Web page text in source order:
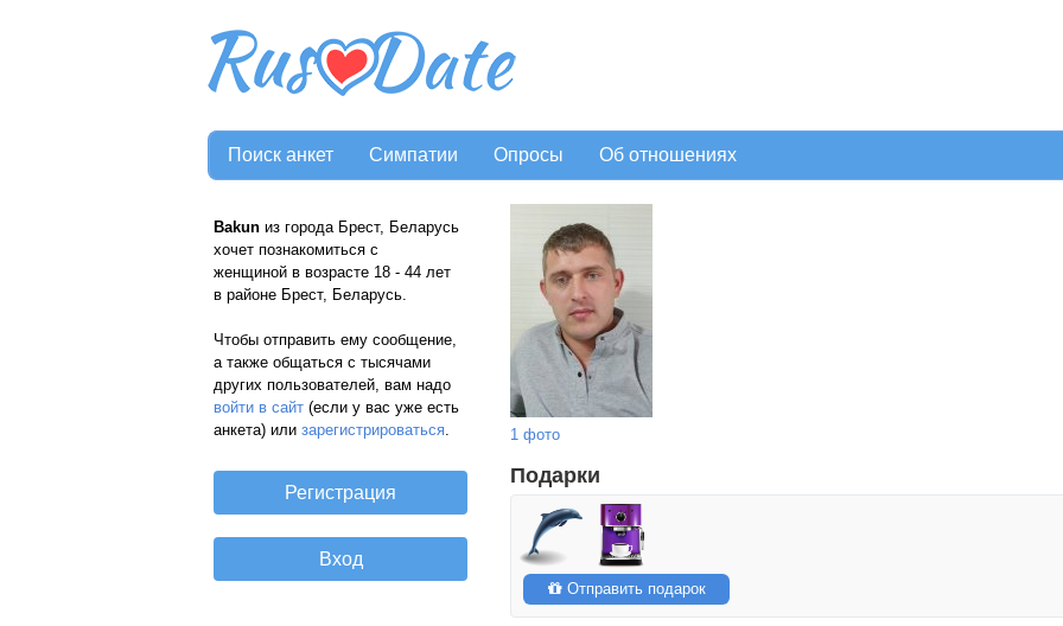
Поиск анкет Симпатии Опросы Об отношениях
Bakun из города Брест, Беларусь
хочет познакомиться с
женщиной в возрасте 18 - 44 лет
в районе Брест, Беларусь.
Чтобы отправить ему сообщение,
а также общаться с тысячами
других пользователей, вам надо
войти в сайт (если у вас уже есть
анкета) или зарегистрироваться. 1 фото
Подарки
Отправить подарок